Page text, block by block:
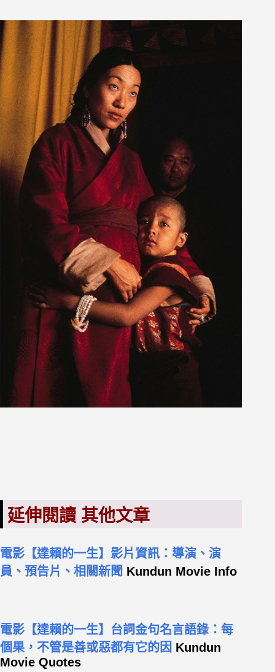
延伸閱讀 其他文章
電影【達賴的一生】影片資訊：導演、演
員、預告片、相關新聞 Kundun Movie Info
電影【達賴的一生】台詞金句名言語錄：每
個果，不管是善或惡都有它的因 Kundun
Movie Quotes